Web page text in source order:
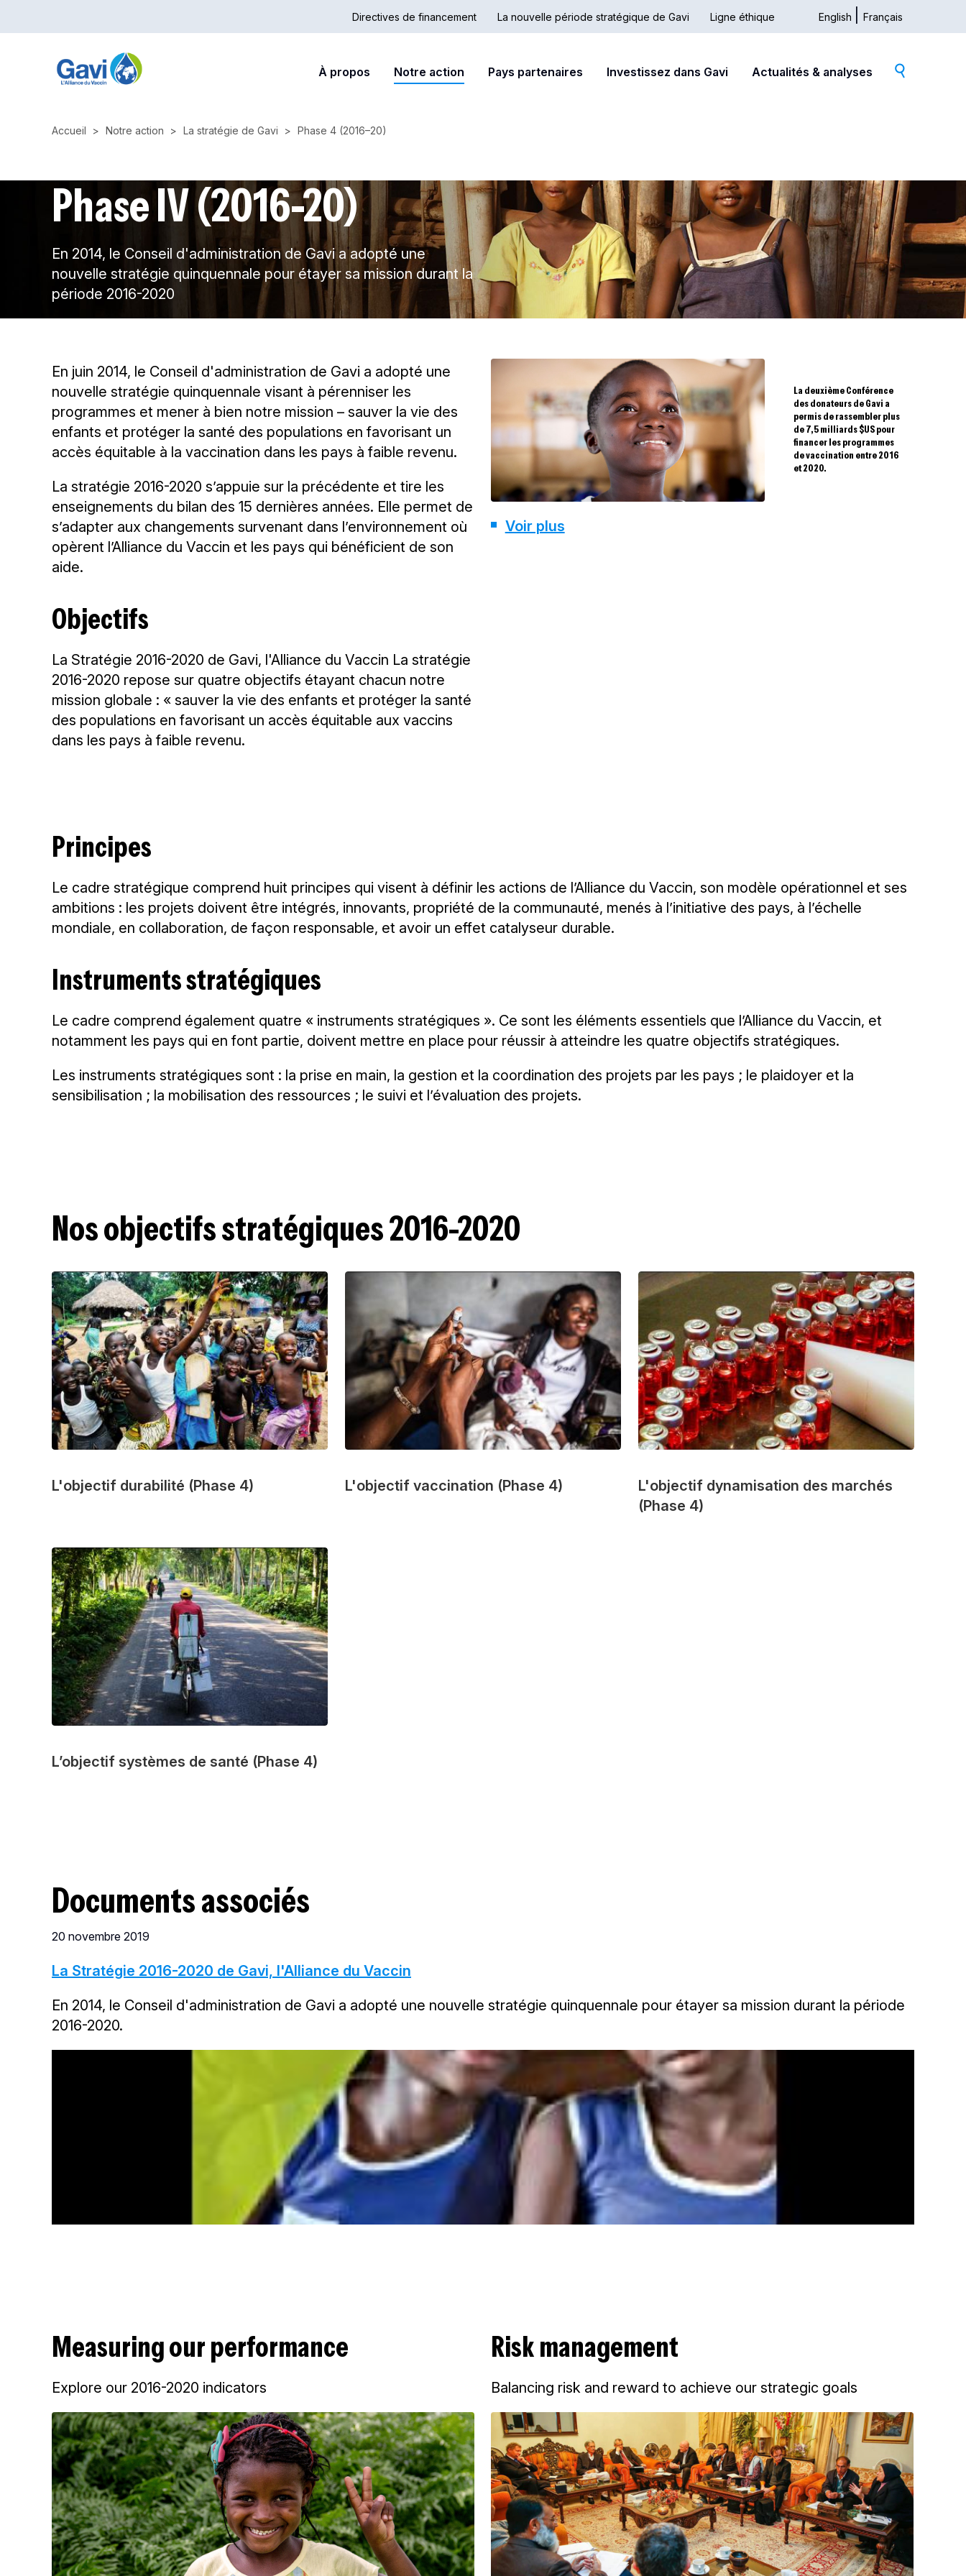
to
Hub
Directives de financement
nav
La nouvelle période stratégique de Gavi Ligne éthique English Français
Main
navigation
À propos Notre action Pays partenaires Investissez dans Gavi Actualités & analyses
Accueil Notre action La stratégie de Gavi Phase 4 (2016–20)
Phase IV (2016-20)
En 2014, le Conseil d'administration de Gavi a adopté une
nouvelle stratégie quinquennale pour étayer sa mission durant la
période 2016-2020
En juin 2014, le Conseil d'administration de Gavi a adopté une
nouvelle stratégie quinquennale visant à pérenniser les
programmes et mener à bien notre mission – sauver la vie des
enfants et protéger la santé des populations en favorisant un
accès équitable à la vaccination dans les pays à faible revenu.
La stratégie 2016-2020 s’appuie sur la précédente et tire les
enseignements du bilan des 15 dernières années. Elle permet de
s’adapter aux changements survenant dans l’environnement où
opèrent l’Alliance du Vaccin et les pays qui bénéficient de son
aide.
Objectifs
La Stratégie 2016-2020 de Gavi, l'Alliance du Vaccin La stratégie
2016-2020 repose sur quatre objectifs étayant chacun notre
mission globale : « sauver la vie des enfants et protéger la santé
des populations en favorisant un accès équitable aux vaccins
dans les pays à faible revenu.
La deuxième Conférence
des donateurs de Gavi a
permis de rassembler plus
de 7,5 milliards $US pour
financer les programmes
de vaccination entre 2016
et 2020.
Voir plus
Principes
Le cadre stratégique comprend huit principes qui visent à définir les actions de l’Alliance du Vaccin, son modèle opérationnel et ses
ambitions : les projets doivent être intégrés, innovants, propriété de la communauté, menés à l’initiative des pays, à l’échelle
mondiale, en collaboration, de façon responsable, et avoir un effet catalyseur durable.
Instruments stratégiques
Le cadre comprend également quatre « instruments stratégiques ». Ce sont les éléments essentiels que l’Alliance du Vaccin, et
notamment les pays qui en font partie, doivent mettre en place pour réussir à atteindre les quatre objectifs stratégiques.
Les instruments stratégiques sont : la prise en main, la gestion et la coordination des projets par les pays ; le plaidoyer et la
sensibilisation ; la mobilisation des ressources ; le suivi et l’évaluation des projets.
Nos objectifs stratégiques 2016-2020
L'objectif durabilité (Phase 4) L'objectif vaccination (Phase 4)
L'objectif dynamisation des marchés
(Phase 4)
L’objectif systèmes de santé (Phase 4)
Documents associés
20 novembre 2019
La Stratégie 2016-2020 de Gavi, l'Alliance du Vaccin
En 2014, le Conseil d'administration de Gavi a adopté une nouvelle stratégie quinquennale pour étayer sa mission durant la période
2016-2020.
Measuring our performance
Explore our 2016-2020 indicators
Risk management
Balancing risk and reward to achieve our strategic goals